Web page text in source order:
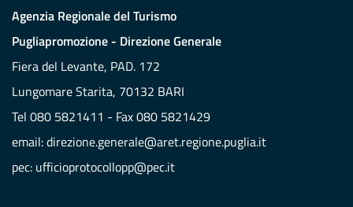
Agenzia Regionale del Turismo
Pugliapromozione - Direzione Generale
Fiera del Levante, PAD. 172
Lungomare Starita, 70132 BARI
Tel 080 5821411 - Fax 080 5821429
email:direzione.generale@aret.regione.puglia.it
pec: ufficioprotocollopp@pec.it